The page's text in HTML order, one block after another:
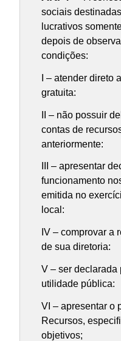
sociais
lucrativos
depois de
condições:
I – atender direto
gratuita:
II – não possuir
contas de
anteriormente:
III – apresentar
funcionamento
emitida no
local:
IV – comprovar a
de sua diretoria:
V – ser declarada
utilidade pública:
VI – apresentar o
Recursos,
objetivos;